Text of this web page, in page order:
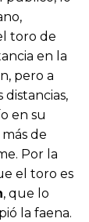
toro de
en la
pero a
distancias,
en su
de
Por la
el toro es
, que lo
la faena.